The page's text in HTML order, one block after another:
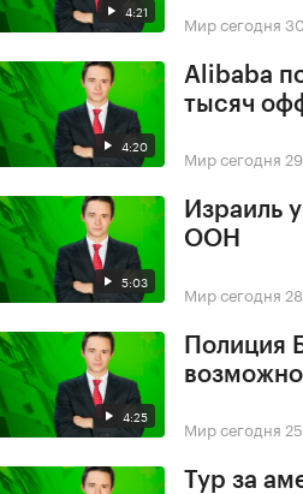
4:21 Мир сегодня
4:20
Alibaba
тысяч
Мир сегодня
5:03
Израиль
ООН
Мир сегодня
4:25
Полиция
Мир сегодня
Тур за